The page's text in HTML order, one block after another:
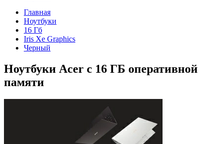
Главная
Ноутбуки
16 Гб
Iris Xe Graphics
Черный
Ноутбуки Acer с 16 ГБ оперативной
памяти